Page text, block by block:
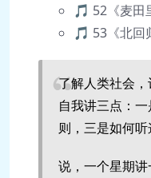
🎵 52《麦田
🎵 53《北回
了解人类社会
自我讲三点：
则，三是如何
说，一个星期